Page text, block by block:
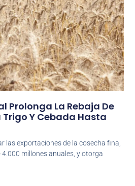
Prolonga La Rebaja De
Y Cebada Hasta
las exportaciones de la cosecha fina,
4.000 millones anuales, y otorga